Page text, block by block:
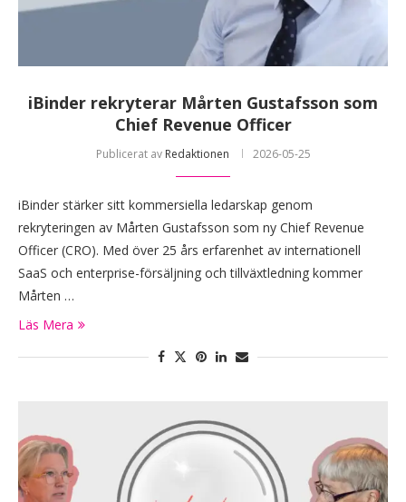
iBinder rekryterar Mårten Gustafsson som
Chief Revenue Officer
Publicerat av Redaktionen 2026-05-25
iBinder stärker sitt kommersiella ledarskap genom
rekryteringen av Mårten Gustafsson som ny Chief Revenue
Officer (CRO). Med över 25 års erfarenhet av internationell
SaaS och enterprise-försäljning och tillväxtledning kommer
Mårten …
Läs Mera